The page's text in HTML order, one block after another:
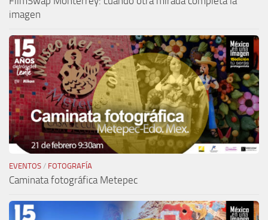
imagen
EVENTOS / FOTOGRAFÍA
Caminata fotográfica Metepec